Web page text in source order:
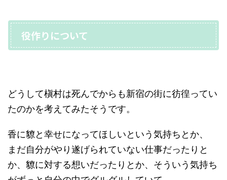
役作りについて
どうして槇村は死んでからも新宿の街に彷徨ってい
たのかを考えてみたそうです。
香に䝤と幸せになってほしいという気持ちとか、
まだ自分がやり遂げられていない仕事だったりと
か、䝤に対する想いだったりとか、そういう気持ち